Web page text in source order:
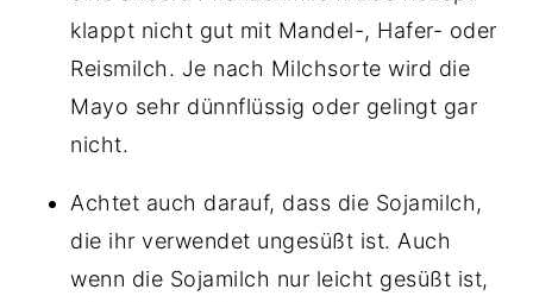
klappt nicht gut mit Mandel-, Hafer- oder
Reismilch. Je nach Milchsorte wird die
Mayo sehr dünnflüssig oder gelingt gar
nicht.
Achtet auch darauf, dass die Sojamilch,
die ihr verwendet ungesüßt ist. Auch
wenn die Sojamilch nur leicht gesüßt ist,